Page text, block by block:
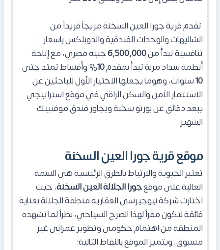
تقدم قرية جورا العين السخنة مزيجاً فريداً من
الشاليهات والوحدات الفندقية والدوبلكس باسعار
تنافسية تبدأ من6,500,000جنيه مصري، مع إتاحة
أنظمة سداد مرنة تبدأ بمقدم10% وأقساط تمتد حتى
10سنوات، وهوما يجعلها الاختيار الأول للباحثين عن
الاستثمار الآمن والسكن الراقي في موقع استراتيجي
يبعد دقائق عن بورتو سخنة ويجاور فندق موفنبيك
الشهير.
موقع قرية جورا العين السخنة
تعتبر الحيوية والارتباط بالطرق الرئيسية هي السمة
الغالبة على موقعجورا الجلالة العين السخنة، حيث
اختارت شركة نيوجيرسي العقارية منطقة الجلالة بعناية
فائقة لتكون مقراً لهذا الصرح السياحي، نظراً لما تشهده
المنطقة من اهتمام حكومي وتطوير عمراني غير
مسبوق، ويتميز الموقع بالنقاط التالية: